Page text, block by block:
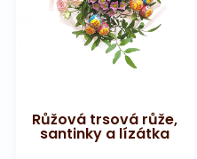
Růžová trsová růže,
santinky a lízátka